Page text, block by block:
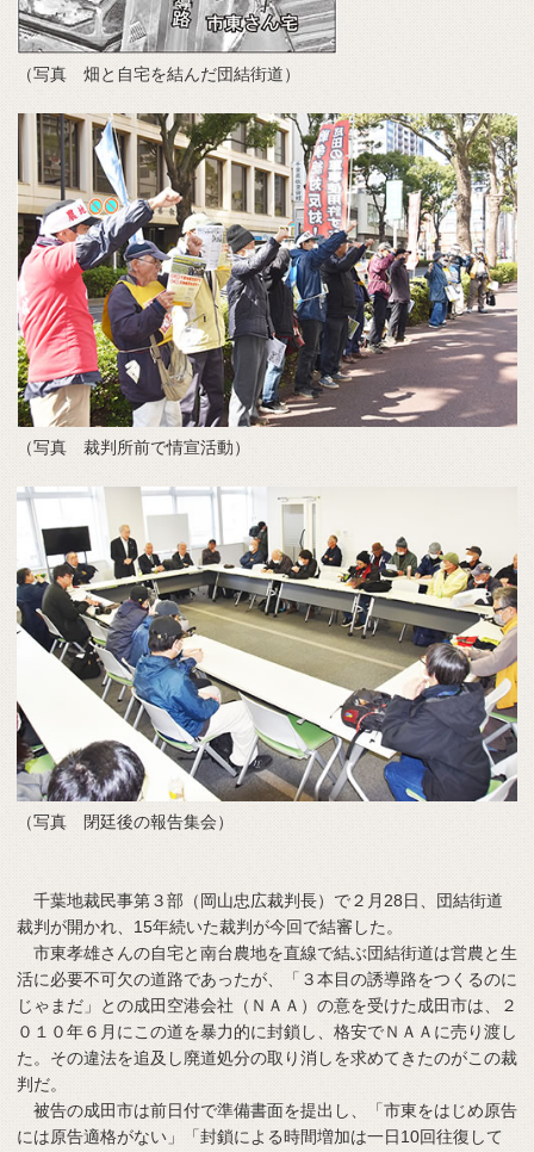
（写真 畑と自宅を結んだ団結街道）
（写真 裁判所前で情宣活動）
（写真 閉廷後の報告集会）
千葉地裁民事第３部（岡山忠広裁判長）で２月28日、団結街道
裁判が開かれ、15年続いた裁判が今回で結審した。
市東孝雄さんの自宅と南台農地を直線で結ぶ団結街道は営農と生
活に必要不可欠の道路であったが、「３本目の誘導路をつくるのに
じゃまだ」との成田空港会社（ＮＡＡ）の意を受けた成田市は、２
０１０年６月にこの道を暴力的に封鎖し、格安でＮＡＡに売り渡し
た。その違法を追及し廃道処分の取り消しを求めてきたのがこの裁
判だ。
被告の成田市は前日付で準備書面を提出し、「市東をはじめ原告
には原告適格がない」「封鎖による時間増加は一日10回往復して